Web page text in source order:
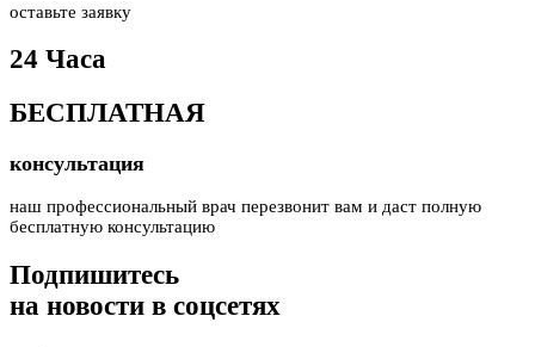
оставьте заявку
24 Часа
БЕСПЛАТНАЯ
консультация
наш профессиональный врач перезвонит вам и даст полную
бесплатную консультацию
Подпишитесь
на новости в соцсетях